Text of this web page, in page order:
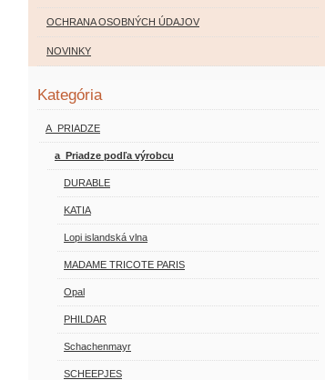
OCHRANA OSOBNÝCH ÚDAJOV
NOVINKY
Kategória
A_PRIADZE
a_Priadze podľa výrobcu
DURABLE
KATIA
Lopi islandská vlna
MADAME TRICOTE PARIS
Opal
PHILDAR
Schachenmayr
SCHEEPJES